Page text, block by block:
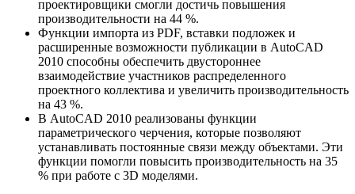
проектировщики смогли достичь повышения
производительности на 44 %.
Функции импорта из PDF, вставки подложек и
расширенные возможности публикации в AutoCAD
2010 способны обеспечить двустороннее
взаимодействие участников распределенного
проектного коллектива и увеличить производительность
на 43 %.
В AutoCAD 2010 реализованы функции
параметрического черчения, которые позволяют
устанавливать постоянные связи между объектами. Эти
функции помогли повысить производительность на 35
% при работе с 3D моделями.